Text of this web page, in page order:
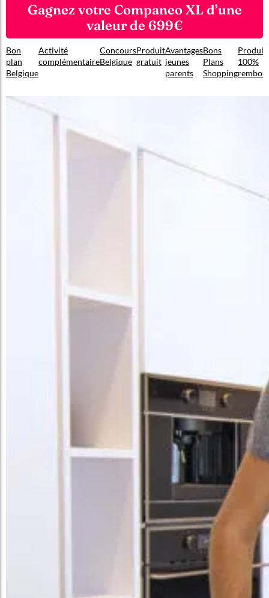
Gagnez votre Companeo XL d’une
valeur de 699€
Bon
plan
Belgique
Activité
complémentaire
Concours
Belgique
Produit
gratuit
Avantages
jeunes
parents
Bons
Plans
Shopping
Produit
100%